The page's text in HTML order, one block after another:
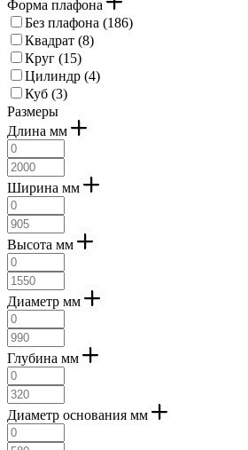
серый (5)
темно-коричневый (
хромированный (
черный (2
дерево (3 )
коричневый темный (
Форма плафона
Без плафона (186)
Квадрат (8)
Круг (15)
Цилиндр (4)
Куб (3)
Размеры
Длина мм
Ширина мм
Высота мм
Диаметр мм
Глубина мм
Диаметр основания мм